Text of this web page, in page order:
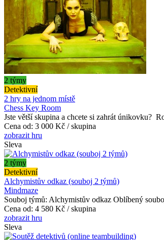
2 týmy
Detektivní
2 hry na jednom místě
Chess Key Room
Jste větší skupina a chcete si zahrát únikovku?
Cena od: 3 000 Kč / skupina
zobrazit hru
Sleva
2 týmy
Detektivní
Alchymistův odkaz (souboj 2 týmů)
Mindmaze
Souboj týmů: Alchymistův odkaz Oblíbený
Cena od: 4 580 Kč / skupina
zobrazit hru
Sleva